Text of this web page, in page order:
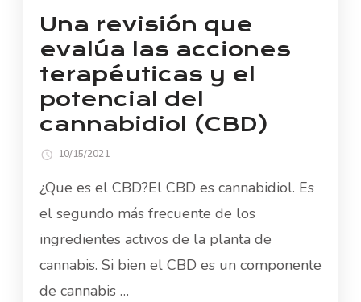
Una revisión que
evalúa las acciones
terapéuticas y el
potencial del
cannabidiol (CBD)
10/15/2021
¿Que es el CBD?El CBD es cannabidiol. Es
el segundo más frecuente de los
ingredientes activos de la planta de
cannabis. Si bien el CBD es un componente
de cannabis …